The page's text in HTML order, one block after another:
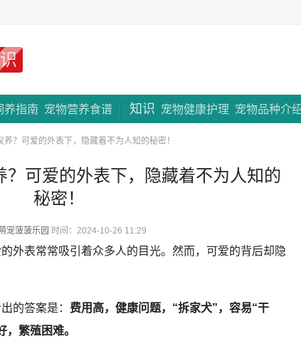
养指南 宠物营养食谱 知识 宠物健康护理 宠物品种介
专题
养？可爱的外表下，隐藏着不为人知的秘密！
？可爱的外表下，隐藏着不为人知的
秘密！
宠菠菠乐园 时间：2024-10-26 11:29
外表常常吸引着众多人的目光。然而，可爱的背后却隐
的答案是： 费用高，健康问题，“拆家犬”，容易“干
繁殖困难。